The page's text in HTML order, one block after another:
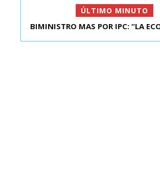
ÚLTIMO MINUTO
KAST SE REUNIÓ CON EL
BIMINISTRO MAS POR IPC: “LA